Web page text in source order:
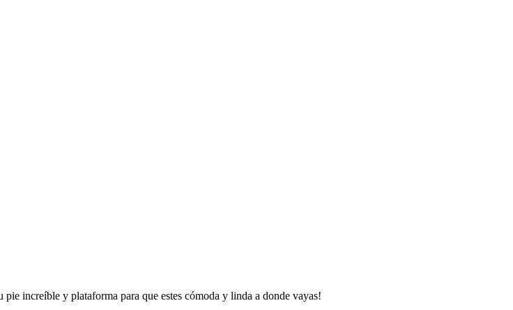
increíble y plataforma para que estes cómoda y linda a donde vayas!